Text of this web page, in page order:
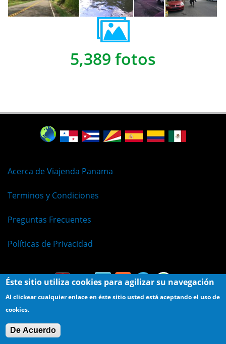
5,389 fotos
Acerca de Viajenda Panama
Terminos y Condiciones
Preguntas Frecuentes
Políticas de Privacidad
Éste sitio utiliza cookies para agilizar su navegación
Al clickear cualquier enlace en éste sitio usted está aceptando el uso de
cookies.
De Acuerdo